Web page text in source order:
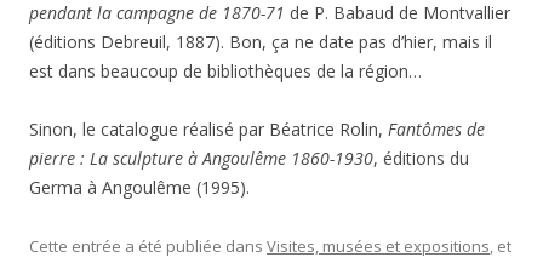
pendant la campagne de 1870-71 de P. Babaud de Montvallier
(éditions Debreuil, 1887). Bon, ça ne date pas d’hier, mais il
est dans beaucoup de bibliothèques de la région…
Sinon, le catalogue réalisé par Béatrice Rolin, Fantômes de
pierre : La sculpture à Angoulême 1860-1930, éditions du
Germa à Angoulême (1995).
Cette entrée a été publiée dans Visites, musées et expositions, et